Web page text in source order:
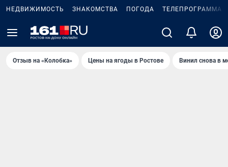
НЕДВИЖИМОСТЬ ЗНАКОМСТВА ПОГОДА ТЕЛЕПРОГРАММА
Отзыв на «Колобка» Цены на ягоды в Ростове Винил снова в